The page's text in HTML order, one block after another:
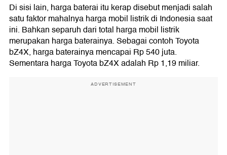
Di sisi lain, harga baterai itu kerap disebut menjadi salah
satu faktor mahalnya harga mobil listrik di Indonesia saat
ini. Bahkan separuh dari total harga mobil listrik
merupakan harga baterainya. Sebagai contoh Toyota
bZ4X, harga baterainya mencapai Rp 540 juta.
Sementara harga Toyota bZ4X adalah Rp 1,19 miliar.
ADVERTISEMENT